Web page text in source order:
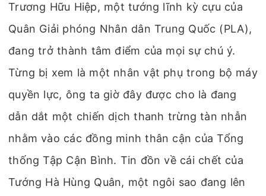
Trương Hữu Hiệp, một tướng lĩnh kỳ cựu của
Quân Giải phóng Nhân dân Trung Quốc (PLA),
đang trở thành tâm điểm của mọi sự chú ý.
Từng bị xem là một nhân vật phụ trong bộ máy
quyền lực, ông ta giờ đây được cho là đang
dẫn dắt một chiến dịch thanh trừng tàn nhẫn
nhằm vào các đồng minh thân cận của Tổng
thống Tập Cận Bình. Tin đồn về cái chết của
Tướng Hà Hùng Quân, một ngôi sao đang lên